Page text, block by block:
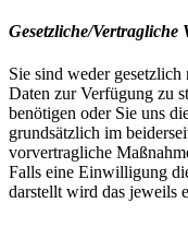
Gesetzliche/Vertragliche
Sie sind weder
Daten zur Verfügung zu
benötigen oder Sie uns
grundsätzlich im
vorvertragliche
Falls eine Einwilligung
darstellt wird das jeweils